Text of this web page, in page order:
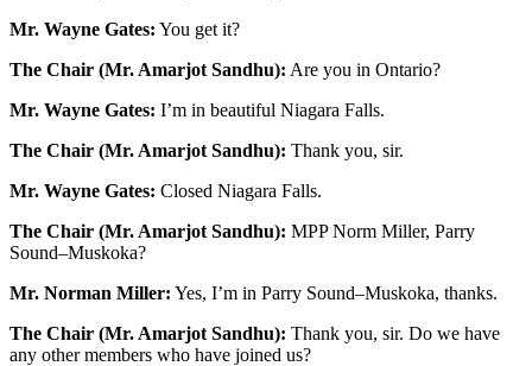
Mr. Wayne Gates: You get it?
The Chair (Mr. Amarjot Sandhu): Are you in Ontario?
Mr. Wayne Gates: I’m in beautiful Niagara Falls.
The Chair (Mr. Amarjot Sandhu): Thank you, sir.
Mr. Wayne Gates: Closed Niagara Falls.
The Chair (Mr. Amarjot Sandhu): MPP Norm Miller, Parry
Sound–Muskoka?
Mr. Norman Miller: Yes, I’m in Parry Sound–Muskoka, thanks.
The Chair (Mr. Amarjot Sandhu): Thank you, sir. Do we have
any other members who have joined us?